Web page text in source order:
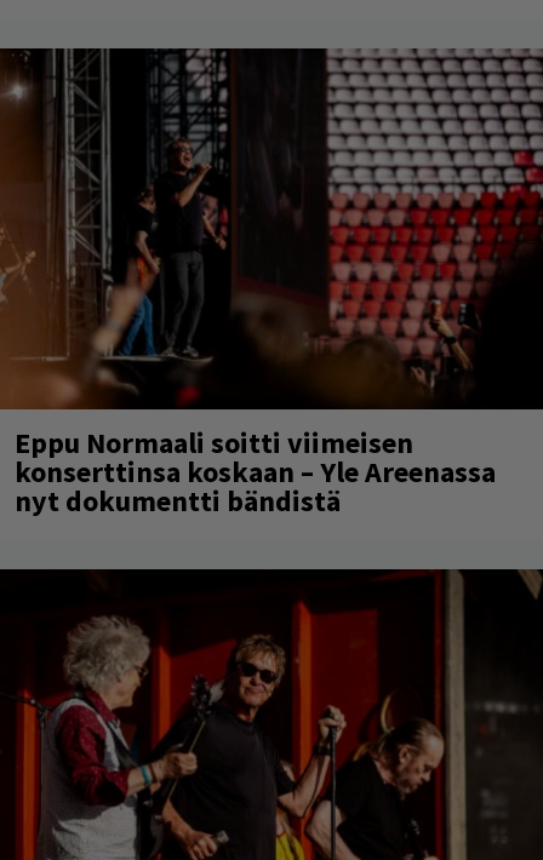
Eppu Normaali soitti viimeisen
konserttinsa koskaan – Yle Areenassa
nyt dokumentti bändistä